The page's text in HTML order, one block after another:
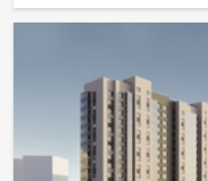
обеспечивают отличную
заменены. Санузел совмещен и
кафелем, что добавляет
что делает уборку легкой и
закрытый двор, ворота,
собственник, без ограничений